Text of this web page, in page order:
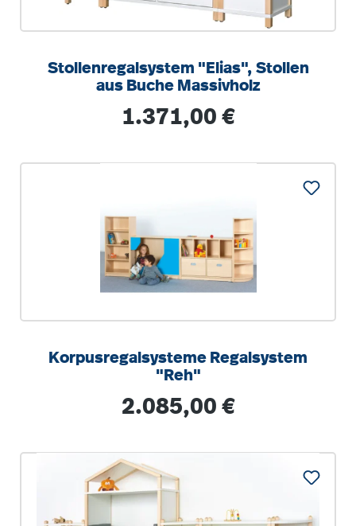
Stollenregalsystem "Elias", Stollen
aus Buche Massivholz
Regulärer Preis:
1.371,00 €
Korpusregalsysteme Regalsystem
"Reh"
Regulärer Preis:
2.085,00 €